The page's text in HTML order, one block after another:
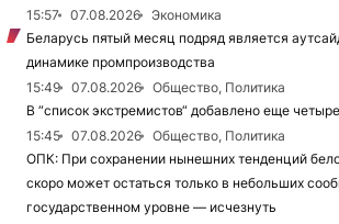
15:57
07.08.2026
Экономика
Беларусь пятый месяц подряд является
динамике промпроизводства
15:49
07.08.2026
Общество, Политика
В “список экстремистов“ добавлено еще
15:45
07.08.2026
Общество, Политика
ОПК: При сохранении нынешних тенденций
скоро может остаться только в небольших
государственном уровне — исчезнуть